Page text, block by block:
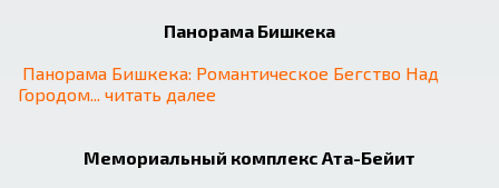
Панорама Бишкека
Панорама Бишкека: Романтическое Бегство Над
Городом... читать далее
Мемориальный комплекс Ата-Бейит